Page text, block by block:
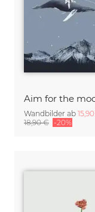
Aim for the
Wandbilder ab
18,90 € -20%